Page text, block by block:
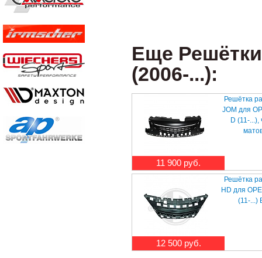
Еще
(2006-...):
11 900 руб.
Решётка
JOM для
D (11-...),
12 500 руб.
Решётка
HD для
(11-...)